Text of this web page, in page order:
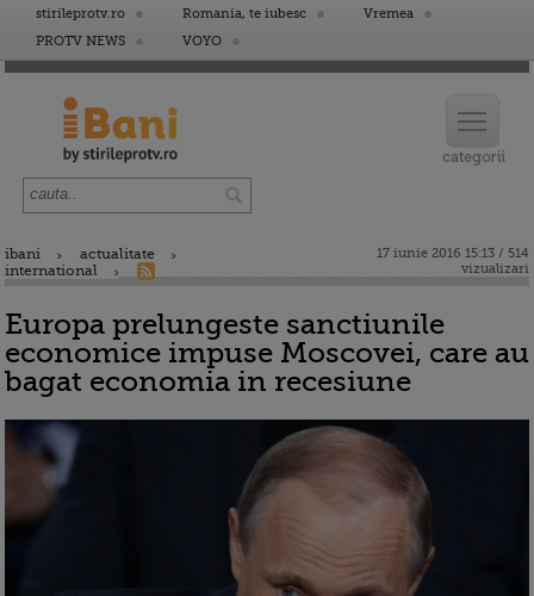
stirileprotv.ro Romania, te iubesc
Vremea
PROTV NEWS
VOYO
ibani
actualitate
international
17 iunie 2016 15:13 / 514
vizualizari
Europa prelungeste sanctiunile
economice impuse Moscovei, care au
bagat economia in recesiune